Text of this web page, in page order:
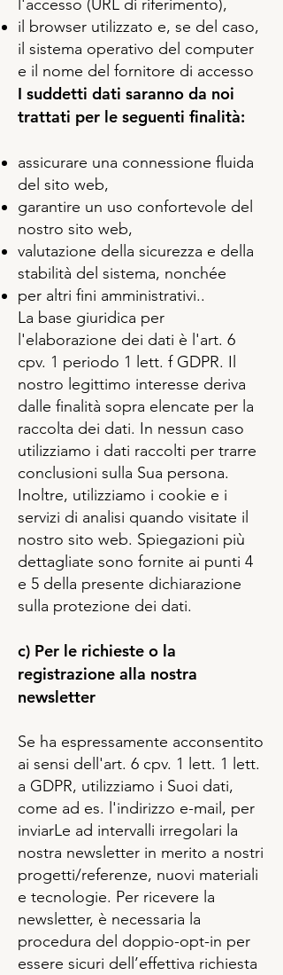
l'accesso (URL di riferimento),
il browser utilizzato e, se del caso,
il sistema operativo del computer
e il nome del fornitore di accesso
I suddetti dati saranno da noi
trattati per le seguenti finalità:
assicurare una connessione fluida
del sito web,
garantire un uso confortevole del
nostro sito web,
valutazione della sicurezza e della
stabilità del sistema, nonchée
per altri fini amministrativi..
La base giuridica per
l'elaborazione dei dati è l'art. 6
cpv. 1 periodo 1 lett. f GDPR. Il
nostro legittimo interesse deriva
dalle finalità sopra elencate per la
raccolta dei dati. In nessun caso
utilizziamo i dati raccolti per trarre
conclusioni sulla Sua persona.
Inoltre, utilizziamo i cookie e i
servizi di analisi quando visitate il
nostro sito web. Spiegazioni più
dettagliate sono fornite ai punti 4
e 5 della presente dichiarazione
sulla protezione dei dati.
c) Per le richieste o la
registrazione alla nostra
newsletter
Se ha espressamente acconsentito
ai sensi dell'art. 6 cpv. 1 lett. 1 lett.
a GDPR, utilizziamo i Suoi dati,
come ad es. l'indirizzo e-mail, per
inviarLe ad intervalli irregolari la
nostra newsletter in merito a nostri
progetti/referenze, nuovi materiali
e tecnologie. Per ricevere la
newsletter, è necessaria la
procedura del doppio-opt-in per
essere sicuri dell’effettiva richiesta